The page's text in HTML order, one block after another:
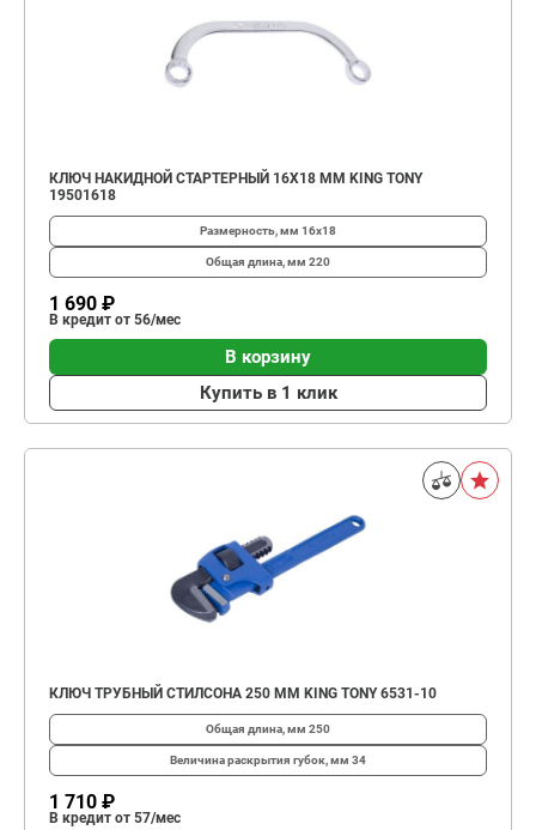
КЛЮЧ НАКИДНОЙ СТАРТЕРНЫЙ 16X18 ММ KING TONY
19501618
Размерность, мм 16х18
Общая длина, мм 220
1 690 ₽
В кредит от 56/мес
В корзину
Купить в 1 клик
КЛЮЧ ТРУБНЫЙ СТИЛСОНА 250 ММ KING TONY 6531-10
Общая длина, мм 250
Величина раскрытия губок, мм 34
1 710 ₽
В кредит от 57/мес